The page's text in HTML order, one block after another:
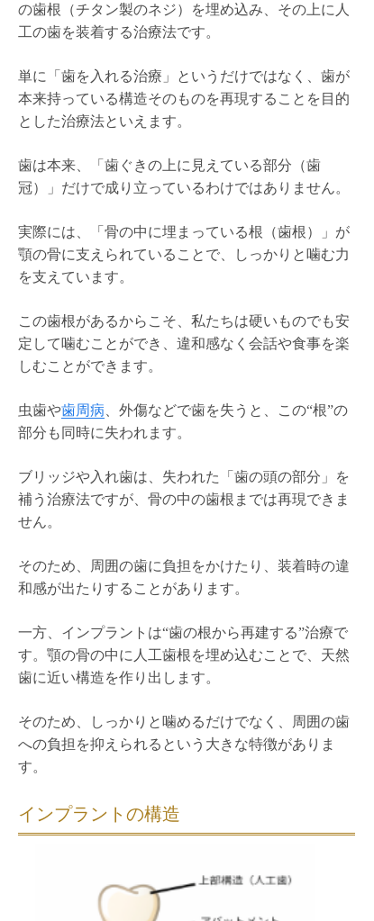
の歯根（チタン製のネジ）を埋め込み、その上に人
工の歯を装着する治療法です。
単に「歯を入れる治療」というだけではなく、歯が
本来持っている構造そのものを再現することを目的
とした治療法といえます。
歯は本来、「歯ぐきの上に見えている部分（歯
冠）」だけで成り立っているわけではありません。
実際には、「骨の中に埋まっている根（歯根）」が
顎の骨に支えられていることで、しっかりと噛む力
を支えています。
この歯根があるからこそ、私たちは硬いものでも安
定して噛むことができ、違和感なく会話や食事を楽
しむことができます。
虫歯や歯周病 、外傷などで歯を失うと、この“根”の
部分も同時に失われます。
ブリッジや入れ歯は、失われた「歯の頭の部分」を
補う治療法ですが、骨の中の歯根までは再現できま
せん。
そのため、周囲の歯に負担をかけたり、装着時の違
和感が出たりすることがあります。
一方、インプラントは“歯の根から再建する”治療で
す。顎の骨の中に人工歯根を埋め込むことで、天然
歯に近い構造を作り出します。
そのため、しっかりと噛めるだけでなく、周囲の歯
への負担を抑えられるという大きな特徴がありま
す。
インプラントの構造